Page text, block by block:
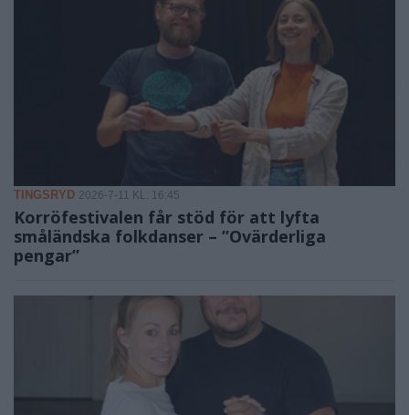
TINGSRYD 2026-7-11 KL. 16:45
Korröfestivalen får stöd för att lyfta
småländska folkdanser – ”Ovärderliga
pengar”